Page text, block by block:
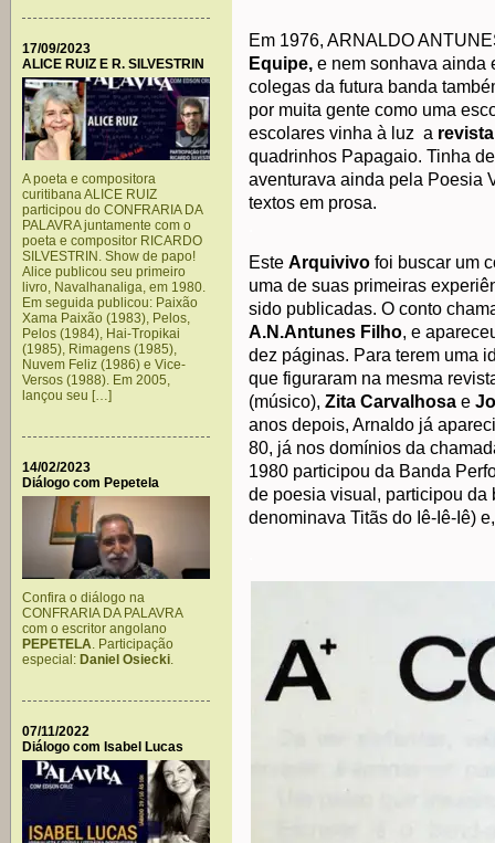
17/09/2023
ALICE RUIZ E R. SILVESTRIN
A poeta e compositora
curitibana ALICE RUIZ
participou do CONFRARIA DA
PALAVRA juntamente com o
poeta e compositor RICARDO
SILVESTRIN. Show de papo!
Alice publicou seu primeiro
livro, Navalhanaliga, em 1980.
Em seguida publicou: Paixão
Xama Paixão (1983), Pelos,
Pelos (1984), Hai-Tropikai
(1985), Rimagens (1985),
Nuvem Feliz (1986) e Vice-
Versos (1988). Em 2005,
lançou seu […]
14/02/2023
Diálogo com Pepetela
Confira o diálogo na
CONFRARIA DA PALAVRA
com o escritor angolano
PEPETELA. Participação
especial: Daniel Osiecki.
07/11/2022
Diálogo com Isabel Lucas
Em 1976, ARNALDO
Equipe, e nem sonhava ainda
colegas da futura banda
por muita gente como uma
escolares vinha à luz a
quadrinhos Papagaio. Tinha
aventurava ainda pela Poesia
textos em prosa.
Este Arquivivo foi buscar um
uma de suas primeiras
sido publicadas. O conto
A.N.Antunes Filho, e
dez páginas. Para terem uma
que figuraram na mesma
(músico), Zita Carvalhosa e
anos depois, Arnaldo já
80, já nos domínios da
1980 participou da Banda
de poesia visual, participou
denominava Titãs do Iê-Iê-Iê)